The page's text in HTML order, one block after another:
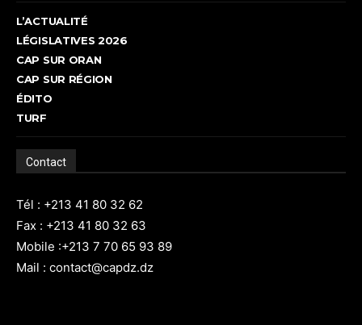
L’ACTUALITÉ
LÉGISLATIVES 2026
CAP SUR ORAN
CAP SUR RÉGION
ÉDITO
TURF
Contact
Tél : +213 41 80 32 62
Fax : +213 41 80 32 63
Mobile :+213 7 70 65 93 89
Mail : contact@capdz.dz